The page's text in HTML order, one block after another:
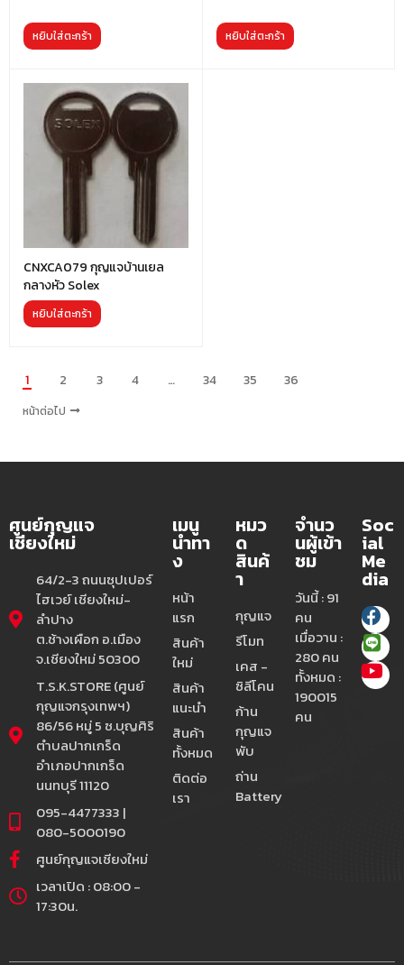
หยิบใส่ตะกร้า หยิบใส่ตะกร้า
CNXCA079 กุญแจบ้านเยล
กลางหัว Solex
หยิบใส่ตะกร้า
1 2 3 4 … 34 35 36
หน้าต่อไป
ศูนย์กุญแจ
เชียงใหม่
64/2-3 ถนนซุปเปอร์
ไฮเวย์ เชียงใหม่-
ลำปาง
ต.ช้างเผือก อ.เมือง
จ.เชียงใหม่ 50300
T.S.K.STORE (ศูนย์
กุญแจกรุงเทพฯ)
86/56 หมู่ 5 ซ.บุญศิริ
ตำบลปากเกร็ด
อำเภอปากเกร็ด
นนทบุรี 11120
095-4477333 |
080-5000190
ศูนย์กุญแจเชียงใหม่
เวลาเปิด : 08:00 -
17:30น.
เมนู
นำทา
ง
หน้า
แรก
สินค้า
ใหม่
สินค้า
แนะนำ
สินค้า
ทั้งหมด
ติดต่อ
เรา
หมว
ด
สินค้
า
กุญแจ
รีโมท
เคส -
ซิลีโคน
ก้าน
กุญแจ
พับ
ถ่าน
Battery
จำนว
นผู้เข้า
ชม
วันนี้ : 91
คน
เมื่อวาน :
280 คน
ทั้งหมด :
190015
คน
Soc
ial
Me
dia